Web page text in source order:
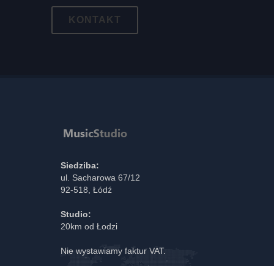
KONTAKT
Siedziba:
ul. Sacharowa 67/12
92-518, Łódź
Studio:
20km od Łodzi
Nie wystawiamy faktur VAT.